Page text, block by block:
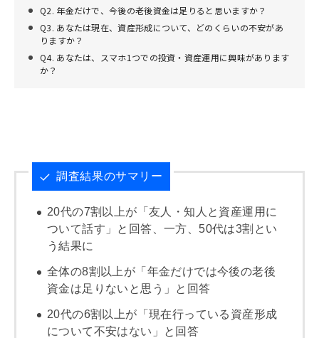
Q2. 年金だけで、今後の老後資金は足りると思いますか？
Q3. あなたは現在、資産形成について、どのくらいの不安があ
りますか？
Q4. あなたは、スマホ1つでの投資・資産運用に興味があります
か？
調査結果のサマリー
20代の7割以上が「友人・知人と資産運用に
ついて話す」と回答、一方、50代は3割とい
う結果に
全体の8割以上が「年金だけでは今後の老後
資金は足りないと思う」と回答
20代の6割以上が「現在行っている資産形成
について不安はない」と回答